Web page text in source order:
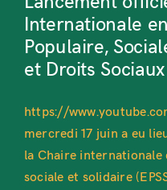
Internationale
Populaire,
et Droits Sociaux
https://
mercredi 17 juin a eu
la Chaire internationale
sociale et solidaire